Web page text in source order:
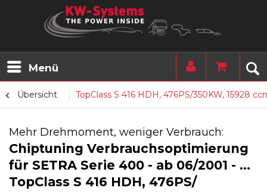
Menü
Übersicht TopClass S 416 HDH, 476PS/350KW, 15928
Mehr Drehmoment, weniger Verbrauch:
Chiptuning Verbrauchsoptimierung
für SETRA Serie 400 - ab 06/2001 - ...
TopClass S 416 HDH, 476PS/